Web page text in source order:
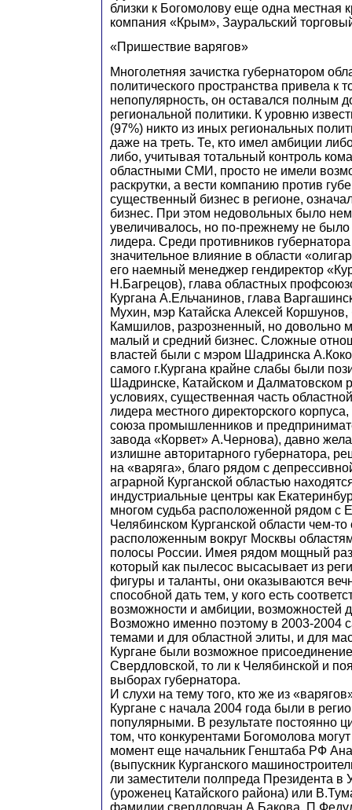
близки к Богомолову еще одна местная
компания «Крым», Зауральский
«Пришествие варягов»
Многолетняя зачистка губернатором
политического пространства привела к
непопулярность, он оставался полным
региональной политики. К уровню
(97%) никто из иных региональных
даже на треть. Те, кто имел амбиции
либо, учитывая тотальный контроль
областными СМИ, просто не имели
раскрутки, а вести компанию против
существенный бизнес в регионе,
бизнес. При этом недовольных было
увеличивалось, но по-прежнему не было
лидера. Среди противников
значительное влияние в области
его наемный менеджер гендиректор
Н.Багрецов), глава областных
Кургана А.Ельчанинов, глава
Мухин, мэр Катайска Алексей
Камшилов, разрозненный, но довольно
малый и средний бизнес. Сложные
властей были с мэром Шадринска
самого г.Кургана крайне слабы были
Шадринске, Катайском и Далматовском
условиях, существенная часть
лидера местного директорского
союза промышленников и
завода «Корвет» А.Чернова), давно
излишне авторитарного губернатора,
на «варяга», благо рядом с
аграрной Курганской областью
индустриальные центры как
многом судьба расположенной рядом с
Челябинском Курганской области чем-то
расположенным вокруг Москвы
полосы России. Имея рядом мощный
который как пылесос высасывает из
фигуры и таланты, они оказываются
способной дать тем, у кого есть
возможности и амбиции, возможностей
Возможно именно поэтому в 2003-2004
темами и для областной элиты, и для
Кургане были возможное
Свердловской, то ли к Челябинской и
выборах губернатора.
И слухи на тему того, кто же из
Кургане с начала 2004 года были в
популярными. В результате постоянно
том, что конкурентами Богомолова
момент еще начальник Генштаба РФ
(выпускник Курганского
ли заместители полпреда Президента
(уроженец Катайского района) или
фамилии свердловчан А.Бакова,